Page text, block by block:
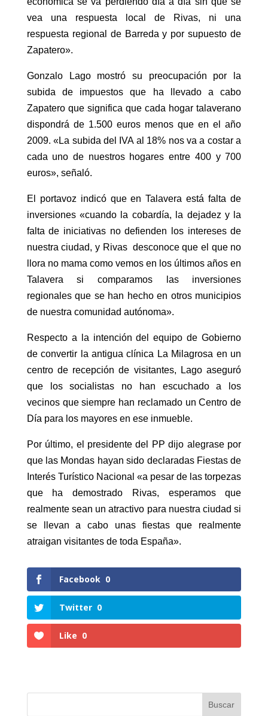
vea una respuesta local de Rivas, ni una
respuesta regional de Barreda y por supuesto de
Zapatero».
Gonzalo Lago mostró su preocupación por la
subida de impuestos que ha llevado a cabo
Zapatero que significa que cada hogar talaverano
dispondrá de 1.500 euros menos que en el año
2009. «La subida del IVA al 18% nos va a costar a
cada uno de nuestros hogares entre 400 y 700
euros», señaló.
El portavoz indicó que en Talavera está falta de
inversiones «cuando la cobardía, la dejadez y la
falta de iniciativas no defienden los intereses de
nuestra ciudad, y Rivas desconoce que el que no
llora no mama como vemos en los últimos años en
Talavera si comparamos las inversiones
regionales que se han hecho en otros municipios
de nuestra comunidad autónoma».
Respecto a la intención del equipo de Gobierno
de convertir la antigua clínica La Milagrosa en un
centro de recepción de visitantes, Lago aseguró
que los socialistas no han escuchado a los
vecinos que siempre han reclamado un Centro de
Día para los mayores en ese inmueble.
Por último, el presidente del PP dijo alegrase por
que las Mondas hayan sido declaradas Fiestas de
Interés Turístico Nacional «a pesar de las torpezas
que ha demostrado Rivas, esperamos que
realmente sean un atractivo para nuestra ciudad si
se llevan a cabo unas fiestas que realmente
atraigan visitantes de toda España».
Facebook 0
Twitter 0
Like 0